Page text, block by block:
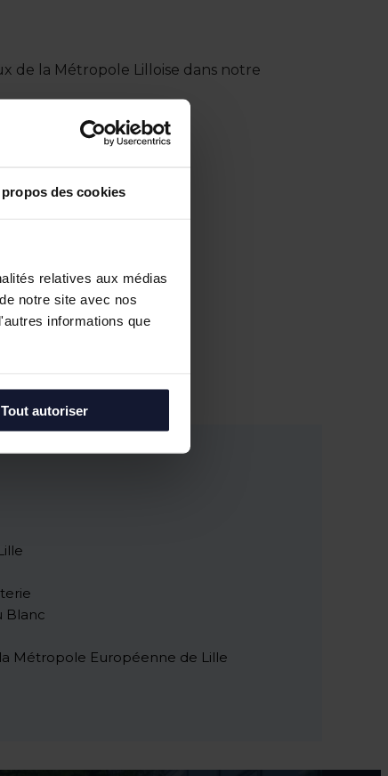
des cookies
relatives aux médias
notre site avec nos
informations que
Tout autoriser
de la Métropole Lilloise dans notre
Blanc
Métropole Européenne de Lille